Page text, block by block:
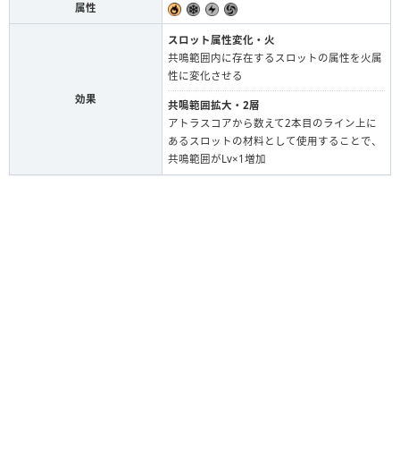
属性
効果
スロット属性変化・火
共鳴範囲内に存在するスロットの属性を火属
性に変化させる
共鳴範囲拡大・2層
アトラスコアから数えて2本目のライン上に
あるスロットの材料として使用することで、
共鳴範囲がLv×1増加